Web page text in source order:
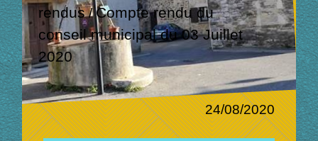
rendus/Compte rendu du
conseil municipal du 03 Juillet
2020
24/08/2020